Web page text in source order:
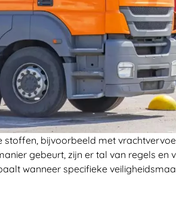
bijvoorbeeld met
gebeurt, zijn er tal van regels
wanneer specifieke